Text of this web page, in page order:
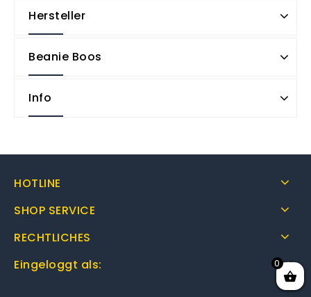
Hersteller
Beanie Boos
Info
HOTLINE
SHOP SERVICE
RECHTLICHES
Eingeloggt als:
0